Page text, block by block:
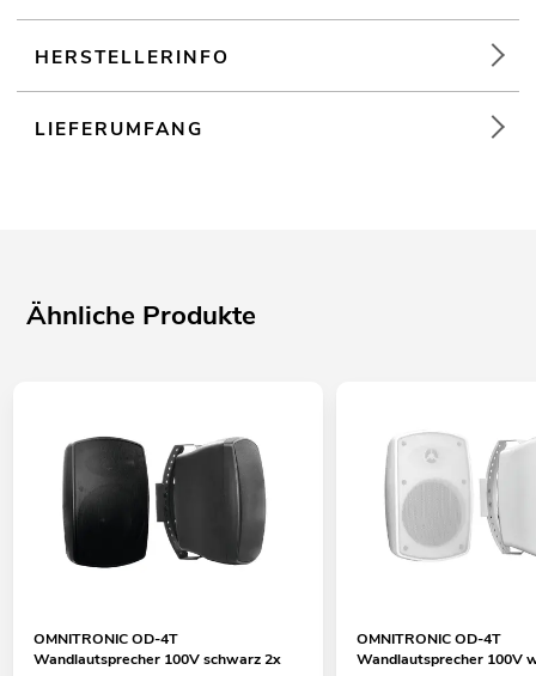
HERSTELLERINFO
LIEFERUMFANG
Ähnliche Produkte
OMNITRONIC OD-4T
Wandlautsprecher 100V schwarz 2x
OMNITRONIC OD-4T
Wandlautsprecher 100V